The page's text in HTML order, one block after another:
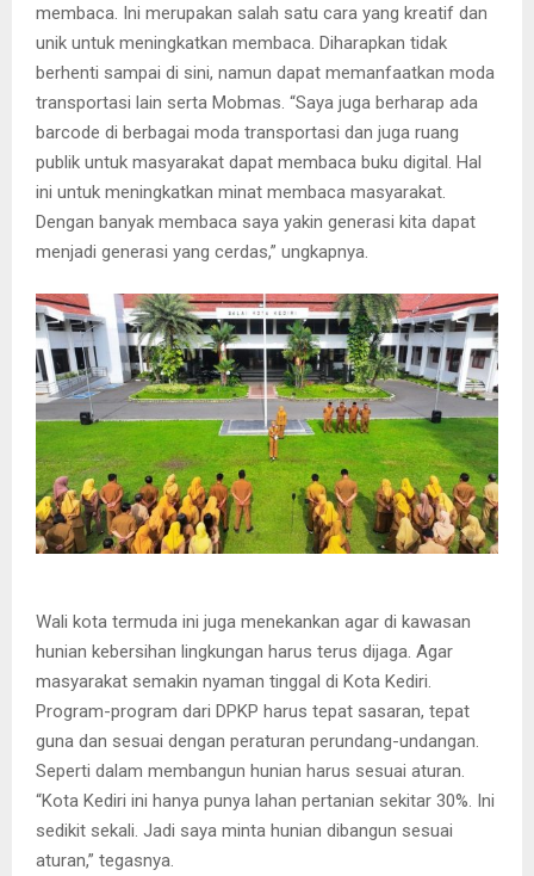
membaca. Ini merupakan salah satu cara yang kreatif dan
unik untuk meningkatkan membaca. Diharapkan tidak
berhenti sampai di sini, namun dapat memanfaatkan moda
transportasi lain serta Mobmas. “Saya juga berharap ada
barcode di berbagai moda transportasi dan juga ruang
publik untuk masyarakat dapat membaca buku digital. Hal
ini untuk meningkatkan minat membaca masyarakat.
Dengan banyak membaca saya yakin generasi kita dapat
menjadi generasi yang cerdas,” ungkapnya.
Wali kota termuda ini juga menekankan agar di kawasan
hunian kebersihan lingkungan harus terus dijaga. Agar
masyarakat semakin nyaman tinggal di Kota Kediri.
Program-program dari DPKP harus tepat sasaran, tepat
guna dan sesuai dengan peraturan perundang-undangan.
Seperti dalam membangun hunian harus sesuai aturan.
“Kota Kediri ini hanya punya lahan pertanian sekitar 30%. Ini
sedikit sekali. Jadi saya minta hunian dibangun sesuai
aturan,” tegasnya.